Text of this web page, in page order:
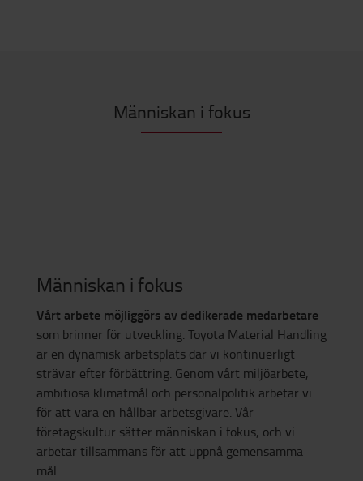
Människan i fokus
Människan i fokus
Vårt arbete möjliggörs av dedikerade medarbetare
som brinner för utveckling. Toyota Material Handling
är en dynamisk arbetsplats där vi kontinuerligt
strävar efter förbättring. Genom vårt miljöarbete,
ambitiösa klimatmål och personalpolitik arbetar vi
för att vara en hållbar arbetsgivare. Vår
företagskultur sätter människan i fokus, och vi
arbetar tillsammans för att uppnå gemensamma
mål.